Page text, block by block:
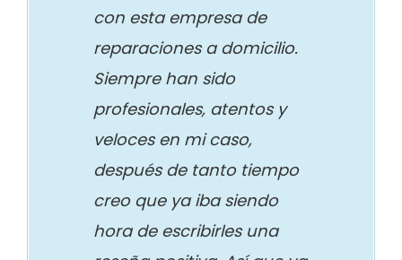
con esta empresa de
reparaciones a domicilio.
Siempre han sido
profesionales, atentos y
veloces en mi caso,
después de tanto tiempo
creo que ya iba siendo
hora de escribirles una